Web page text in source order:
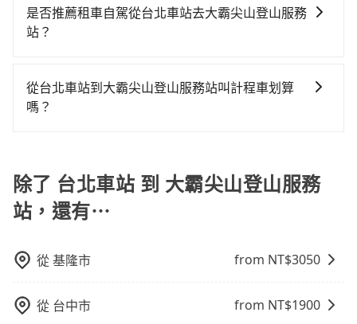
較貴、費時、轉車麻煩！從最早06:26一直到23:00，台
北-苗栗一天最多有30班次高鐵可搭乘。假設從台北車站
均46分）的高鐵從台北站前往苗栗高鐵站，每人票價
430元，再用5分鐘出站、等待車站前排班的計程車，搭
花費為790元。但如果全程使用tripool並到府專車接
送，則每人平均花費約710元，費時1小時39分鐘。選擇
搭乘高鐵而不預約包車，不僅每人至少額外負擔80元車
不馬上來預約tripool！如果你是三人以下要乘車，也可
費用。
是否推薦租車自駕從台北車站去大霸尖山登山服務
站？
時不需要閉目養神（因為要自己開車），最重要的是你
當天就要來回，那在台北路邊可隨租隨借的iRent應該是
$1,850~2,400（金額差異來自於平假日、車款差異、抵
達目的地後多久原路返回），雖已將eTag和可能的每小
時40元路邊停車費用預估進去，但額外的汽車保險與可
車型，如Toyota Yaris、Prius C、Vios這類乘坐體驗較
或九人座可供選擇，而且無人租車最令人詬病的就是車
況，打開車門才發現仍有上一組乘客遺留的垃圾或者撞
從台北車站到大霸尖山登山服務站叫計程車划算
嗎？
到車，也可考慮打電話至台北車站附近的計程車隊，如
藍天使衛星車隊、永達交通、歐亞交通等叫車看看。依
照里程跳錶計算，價格約為3,315~4,000元間，但如改預
縣僅有合法計程車約380輛，數量約為台北市的1%、密
度僅雙北的0.5%，其叫車的難度是雙北市的190倍。綜
合以上，無論在價格或服務品質上，tripool都是你從台
北車站到大霸尖山登山服務站的最佳選擇。
除了 台北車站 到 大霸尖山登山服務
站，還有⋯
從基隆市 from NT$3050
從 台中市 from NT$1900